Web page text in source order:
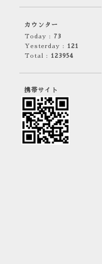
カウンター
Today : 73
Yesterday : 121
Total : 123954
携帯サイト